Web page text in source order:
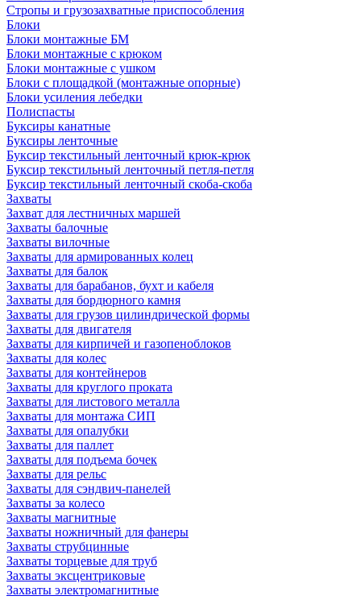
Стропы и грузозахватные приспособления
Блоки
Блоки монтажные БМ
Блоки монтажные с крюком
Блоки монтажные с ушком
Блоки с площадкой (монтажные опорные)
Блоки усиления лебедки
Полиспасты
Буксиры канатные
Буксиры ленточные
Буксир текстильный ленточный крюк-крюк
Буксир текстильный ленточный петля-петля
Буксир текстильный ленточный скоба-скоба
Захваты
Захват для лестничных маршей
Захваты балочные
Захваты вилочные
Захваты для армированных колец
Захваты для балок
Захваты для барабанов, бухт и кабеля
Захваты для бордюрного камня
Захваты для грузов цилиндрической формы
Захваты для двигателя
Захваты для кирпичей и газопеноблоков
Захваты для колес
Захваты для контейнеров
Захваты для круглого проката
Захваты для листового металла
Захваты для монтажа СИП
Захваты для опалубки
Захваты для паллет
Захваты для подъема бочек
Захваты для рельс
Захваты для сэндвич-панелей
Захваты за колесо
Захваты магнитные
Захваты ножничный для фанеры
Захваты струбцинные
Захваты торцевые для труб
Захваты эксцентриковые
Захваты электромагнитные